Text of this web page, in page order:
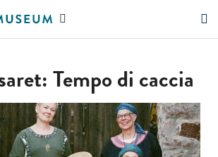
Hae
Tempo di caccia